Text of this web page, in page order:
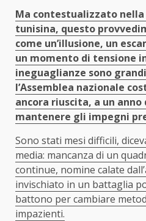
Ma contestualizzato
tunisina, questo
come un’illusione, un
un momento di tensione
ineguaglianze sono
l’Assemblea nazionale
ancora riuscita, a un
mantenere gli impegni
Sono stati mesi difficili,
media: mancanza di un
continue, nomine calate
invischiato in un battaglia
battono per cambiare
impazienti.